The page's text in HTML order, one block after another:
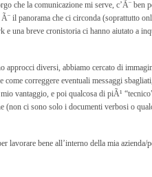
che la comunicazione mi serve, c’Ã¨ ben
il panorama che ci circonda (soprattutto
una breve cronistoria ci hanno aiutato a
diversi, abbiamo cercato di
correggere eventuali messaggi
vantaggio, e poi qualcosa di piÃ¹
ci sono solo i documenti verbosi o
lavorare bene all’interno della mia